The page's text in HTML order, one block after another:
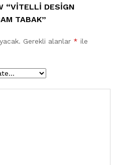
“VITELLI DESIGN
TABAK”
Gerekli alanlar * ile